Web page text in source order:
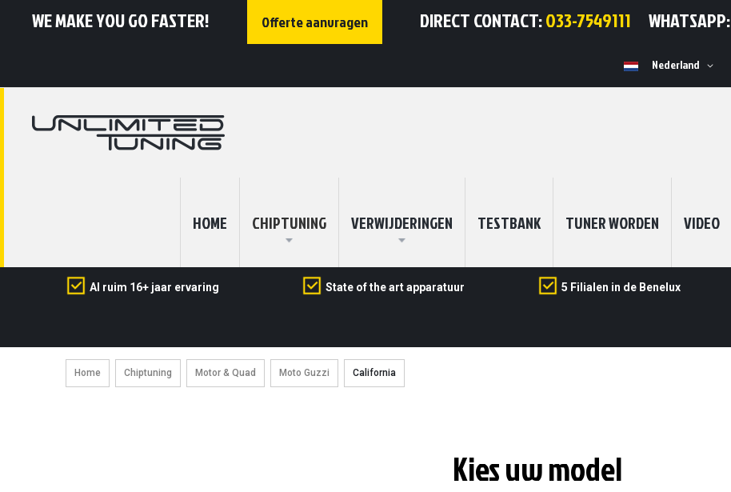
WE MAKE YOU GO FASTER! Offerte aanvragen DIRECT CONTACT:033-7549111 WHATSAPP:
Selecteer
Nederland
HOME CHIPTUNING VERWIJDERINGEN TESTBANK TUNER WORDEN VIDEO
Al ruim 16+ jaar ervaring State of the art apparatuur 5 Filialen in de Benelux
Home Chiptuning Motor & Quad Moto Guzzi California
Kies uw model